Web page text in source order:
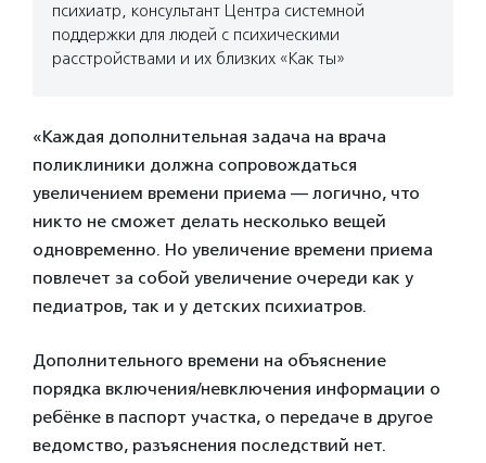
психиатр, консультант Центра системной
поддержки для людей с психическими
расстройствами и их близких «Как ты»
«Каждая дополнительная задача на врача
поликлиники должна сопровождаться
увеличением времени приема — логично, что
никто не сможет делать несколько вещей
одновременно. Но увеличение времени приема
повлечет за собой увеличение очереди как у
педиатров, так и у детских психиатров.
Дополнительного времени на объяснение
порядка включения/невключения информации о
ребёнке в паспорт участка, о передаче в другое
ведомство, разъяснения последствий нет.